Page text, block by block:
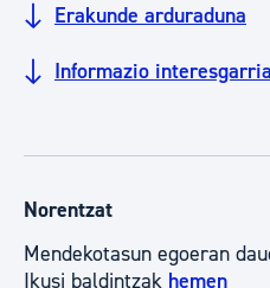
Erakunde arduraduna
Informazio interesgarria
Norentzat
Mendekotasun egoeran
Ikusi baldintzak hemen